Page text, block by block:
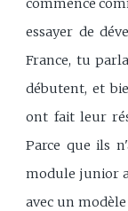
commencé
essayer de
France, tu
débutent, et
ont fait leur
Parce que ils
module junior
avec un